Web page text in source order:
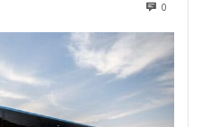
0